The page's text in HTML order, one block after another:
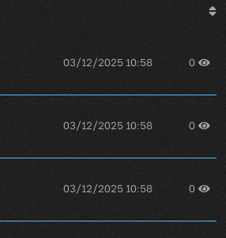
03/12/2025 10:58 0
03/12/2025 10:58 0
03/12/2025 10:58 0